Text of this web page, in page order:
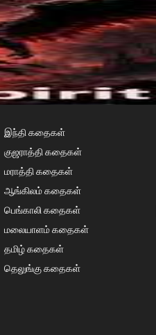
இந்தி கதைகள்
குஜராத்தி கதைகள்
மராத்தி கதைகள்
ஆங்கிலம் கதைகள்
பெங்காலி கதைகள்
மலையாளம் கதைகள்
தமிழ் கதைகள்
தெலுங்கு கதைகள்